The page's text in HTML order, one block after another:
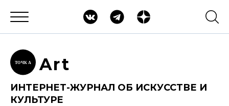
ТОЧК А Art
ИНТЕРНЕТ-ЖУРНАЛ ОБ ИСКУССТВЕ И
КУЛЬТУРЕ